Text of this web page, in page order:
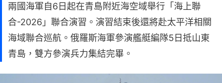
兩國海軍自6日起在青島附近海空域舉行「海上聯
合-2026」聯合演習。演習結束後還將赴太平洋相關
海域聯合巡航。俄羅斯海軍參演艦艇編隊5日抵山東
青島，雙方參演兵力集結完畢。